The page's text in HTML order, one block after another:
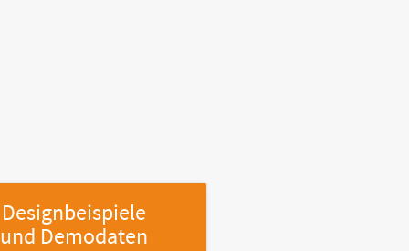
Designbeispiele
und Demodaten